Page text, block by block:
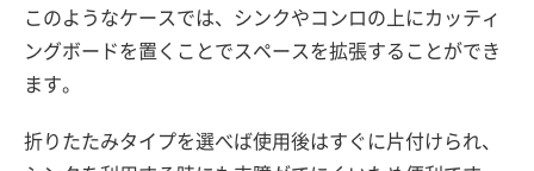
このようなケースでは、シンクやコンロの上にカッティ
ングボードを置くことでスペースを拡張することができ
ます。
折りたたみタイプを選べば使用後はすぐに片付けられ、